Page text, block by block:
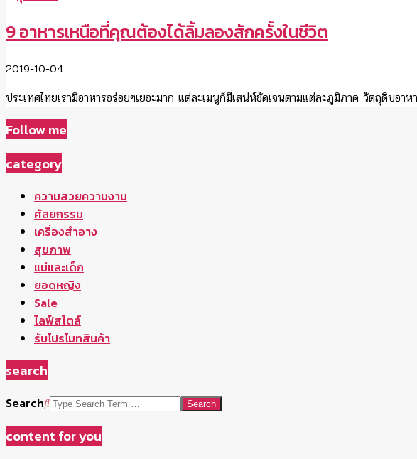
9 อาหารเหนือที่คุณต้องได้ลิ้มลองสักครั้งในชีวิต
2019-10-04
ประเทศไทยเรามีอาหารอร่อยๆเยอะมาก แต่ละเมนูก็มีเสน่ห์ชัดเจนตามแต่ละภูมิภาค วัตถุดิบอาห
Follow me
category
ความสวยความงาม
ศัลยกรรม
เครื่องสำอาง
สุขภาพ
แม่และเด็ก
ยอดหญิง
Sale
ไลฟ์สไตล์
รับโปรโมทสินค้า
search
Search
content for you